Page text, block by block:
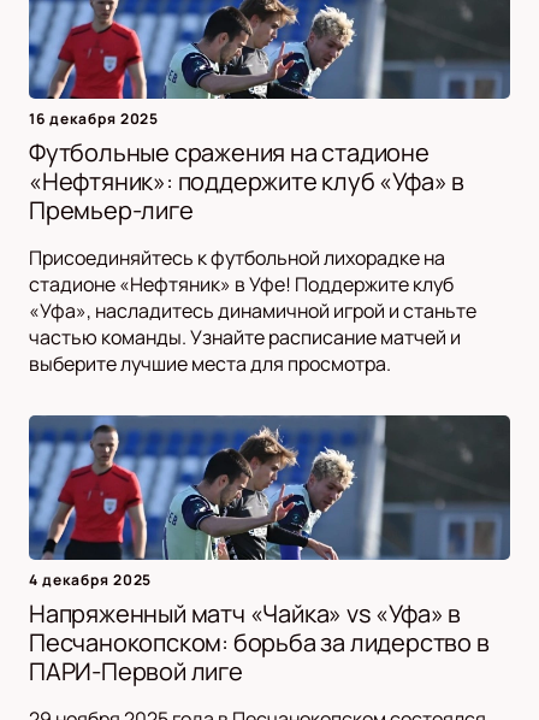
16 декабря 2025
Футбольные сражения на стадионе
«Нефтяник»: поддержите клуб «Уфа» в
Премьер-лиге
Присоединяйтесь к футбольной лихорадке на
стадионе «Нефтяник» в Уфе! Поддержите клуб
«Уфа», насладитесь динамичной игрой и станьте
частью команды. Узнайте расписание матчей и
выберите лучшие места для просмотра.
4 декабря 2025
Напряженный матч «Чайка» vs «Уфа» в
Песчанокопском: борьба за лидерство в
ПАРИ-Первой лиге